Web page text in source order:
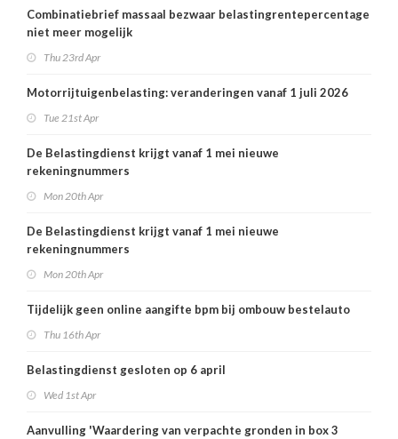
Combinatiebrief massaal bezwaar belastingrentepercentage
niet meer mogelijk
Thu 23rd Apr
Motorrijtuigenbelasting: veranderingen vanaf 1 juli 2026
Tue 21st Apr
De Belastingdienst krijgt vanaf 1 mei nieuwe
rekeningnummers
Mon 20th Apr
De Belastingdienst krijgt vanaf 1 mei nieuwe
rekeningnummers
Mon 20th Apr
Tijdelijk geen online aangifte bpm bij ombouw bestelauto
Thu 16th Apr
Belastingdienst gesloten op 6 april
Wed 1st Apr
Aanvulling 'Waardering van verpachte gronden in box 3